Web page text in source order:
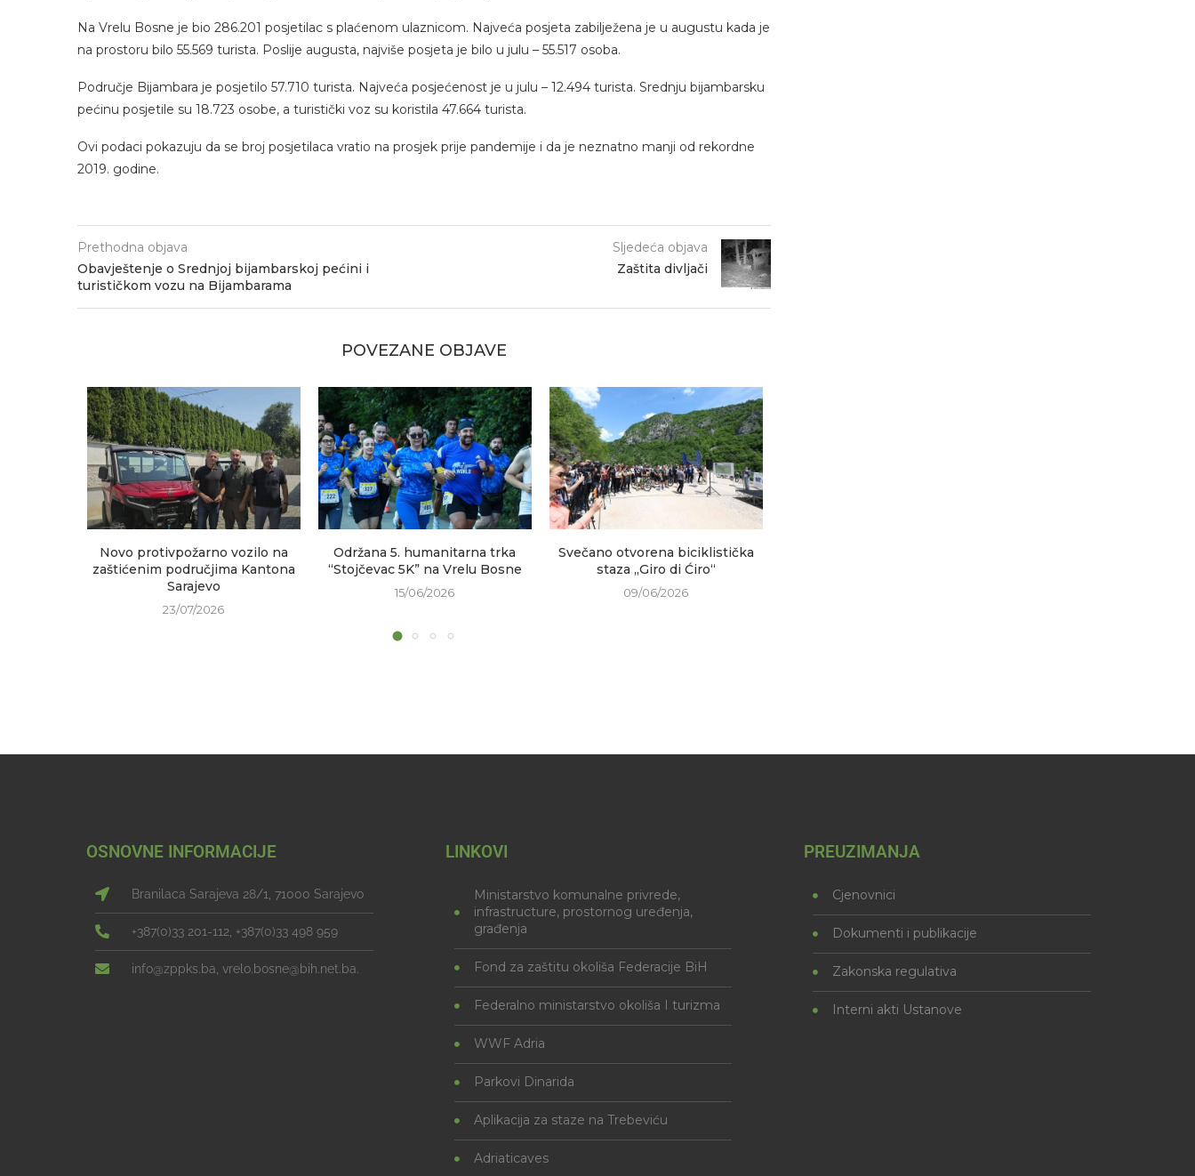
Na Vrelu Bosne je bio 286.201 posjetilac s plaćenom ulaznicom. Najveća posjeta zabilježena je u augustu kada je
na prostoru bilo 55.569 turista. Poslije augusta, najviše posjeta je bilo u julu – 55.517 osoba.
Područje Bijambara je posjetilo 57.710 turista. Najveća posjećenost je u julu – 12.494 turista. Srednju bijambarsku
pećinu posjetile su 18.723 osobe, a turistički voz su koristila 47.664 turista.
Ovi podaci pokazuju da se broj posjetilaca vratio na prosjek prije pandemije i da je neznatno manji od rekordne
2019. godine.
Prethodna objava
Obavještenje o Srednjoj bijambarskoj pećini i
turističkom vozu na Bijambarama
Sljedeća objava
Zaštita divljači
POVEZANE OBJAVE
Novo protivpožarno vozilo na
zaštićenim područjima Kantona
Sarajevo
23/07/2026
Održana 5. humanitarna trka
“Stojčevac 5K” na Vrelu Bosne
15/06/2026
Svečano otvorena biciklistička
staza „Giro di Ćiro“
09/06/2026
OSNOVNE INFORMACIJE
Branilaca Sarajeva 28/1, 71000 Sarajevo
+387(0)33 201-112, +387(0)33 498 959
info@zppks.ba, vrelo.bosne@bih.net.ba.
LINKOVI
Ministarstvo komunalne privrede,
infrastructure, prostornog uređenja,
građenja
Fond za zaštitu okoliša Federacije BiH
Federalno ministarstvo okoliša I turizma
WWF Adria
Parkovi Dinarida
Aplikacija za staze na Trebeviću
Adriaticaves
PREUZIMANJA
Cjenovnici
Dokumenti i publikacije
Zakonska regulativa
Interni akti Ustanove